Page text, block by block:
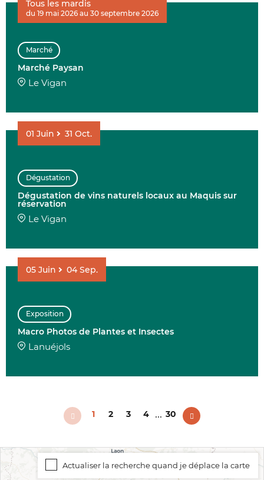
DATE
Marché
Marché Paysan
Le Vigan
Tous les mardis
du 19 mai 2026 au 30 septembre 2026
Dégustation
Dégustation de vins naturels locaux au Maquis sur
réservation
Le Vigan
01 Juin 31 Oct.
Exposition
Macro Photos de Plantes et Insectes
Lanuéjols
05 Juin 04 Sep.
1 2 3 4 ... 30
Actualiser la recherche quand je déplace la carte